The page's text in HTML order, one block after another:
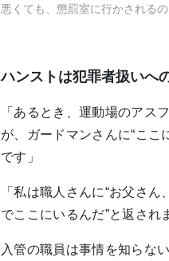
悪くても、懲罰室に行かされるの
ハンストは犯罪者扱いへ
「あるとき、運動場のアス
が、ガードマンさんに“ここ
です」
「私は職人さんに“お父さ
でここにいるんだ”と返され
入管の職員は事情を知らな